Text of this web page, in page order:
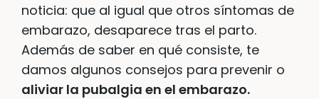
noticia: que al igual que otros síntomas de
embarazo, desaparece tras el parto.
Además de saber en qué consiste, te
damos algunos consejos para prevenir o
aliviar la pubalgia en el embarazo.